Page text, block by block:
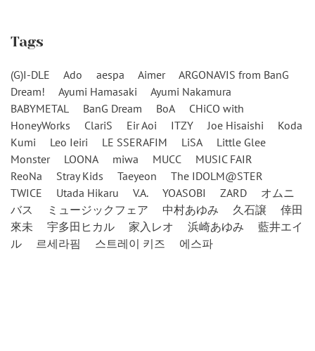
Tags
(G)I-DLE Ado aespa Aimer
ARGONAVIS from BanG
Dream!
Ayumi Hamasaki
Ayumi Nakamura
BABYMETAL
BanG Dream BoA
CHiCO with
HoneyWorks
ClariS Eir Aoi ITZY Joe Hisaishi
Koda
Kumi
Leo Ieiri LE SSERAFIM LiSA
Little Glee
Monster
LOONA miwa MUCC
MUSIC FAIR
ReoNa
Stray Kids Taeyeon
The IDOLM@STER
TWICE
Utada Hikaru V.A. YOASOBI ZARD
オムニ
バス
ミュージックフェア 中村あゆみ 久石譲
倖田
來未
宇多田ヒカル 家入レオ 浜崎あゆみ
藍井エイ
ル
르세라핌 스트레이 키즈 에스파